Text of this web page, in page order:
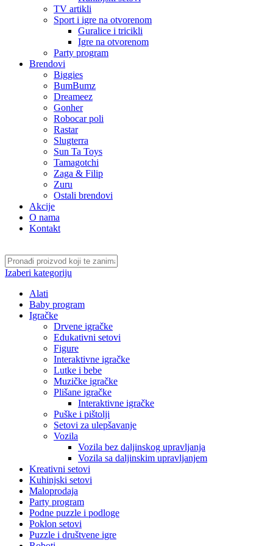
TV artikli
Sport i igre na otvorenom
Guralice i tricikli
Igre na otvorenom
Party program
Brendovi
Biggies
BumBumz
Dreameez
Gonher
Robocar poli
Rastar
Slugterra
Sun Ta Toys
Tamagotchi
Zaga & Filip
Zuru
Ostali brendovi
Akcije
O nama
Kontakt
Izaberi kategoriju
Alati
Baby program
Igračke
Drvene igračke
Edukativni setovi
Figure
Interaktivne igračke
Lutke i bebe
Muzičke igračke
Plišane igračke
Interaktivne igračke
Puške i pištolji
Setovi za ulepšavanje
Vozila
Vozila bez daljinskog upravljanja
Vozila sa daljinskim upravljanjem
Kreativni setovi
Kuhinjski setovi
Maloprodaja
Party program
Podne puzzle i podloge
Poklon setovi
Puzzle i društvene igre